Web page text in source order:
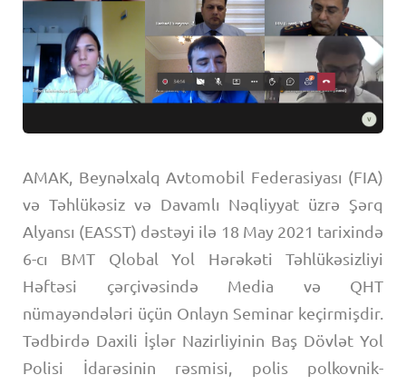
AMAK, Beynəlxalq Avtomobil Federasiyası (FIA)
və Təhlükəsiz və Davamlı Nəqliyyat üzrə Şərq
Alyansı (EASST) dəstəyi ilə 18 May 2021 tarixində
6-cı BMT Qlobal Yol Hərəkəti Təhlükəsizliyi
Həftəsi çərçivəsində Media və QHT
nümayəndələri üçün Onlayn Seminar keçirmişdir.
Tədbirdə Daxili İşlər Nazirliyinin Baş Dövlət Yol
Polisi İdarəsinin rəsmisi, polis polkovnik-